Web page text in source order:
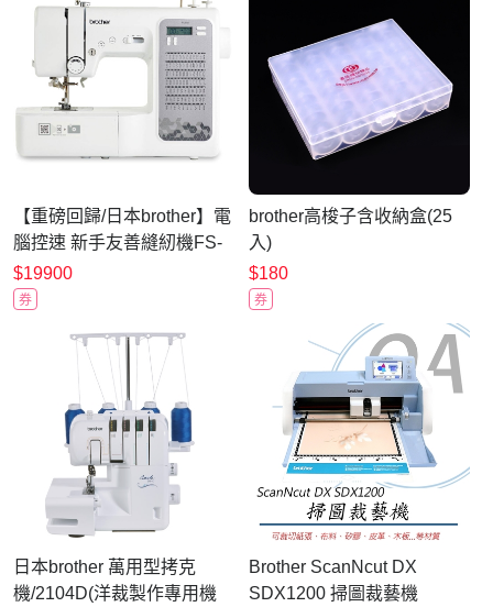
【重磅回歸/日本brother】電
腦控速 新手友善縫紉機FS-
80X
$19900
券
brother高梭子含收納盒(25
入)
$180
券
日本brother 萬用型拷克
機/2104D(洋裁製作專用機
Brother ScanNcut DX
SDX1200 掃圖裁藝機